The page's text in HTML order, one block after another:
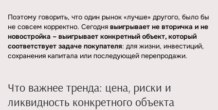
Поэтому говорить, что один рынок «лучше» другого, было бы
не совсем корректно. Сегодня выигрывает не вторичка и не
новостройка – выигрывает конкретный объект, который
соответствует задаче покупателя: для жизни, инвестиций,
сохранения капитала или последующей перепродажи.
Что важнее тренда: цена, риски и
ликвидность конкретного объекта